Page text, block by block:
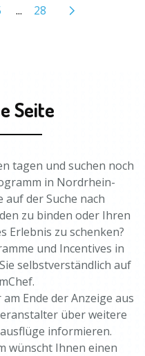
... 28
Seite
tagen und suchen noch
in Nordrhein-
auf der Suche nach
zu binden oder Ihren
Erlebnis zu schenken?
und Incentives in
selbstverständlich auf
Ende der Anzeige aus
über weitere
informieren.
wünscht Ihnen einen